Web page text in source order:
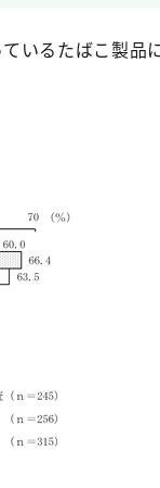
いるたばこ製品